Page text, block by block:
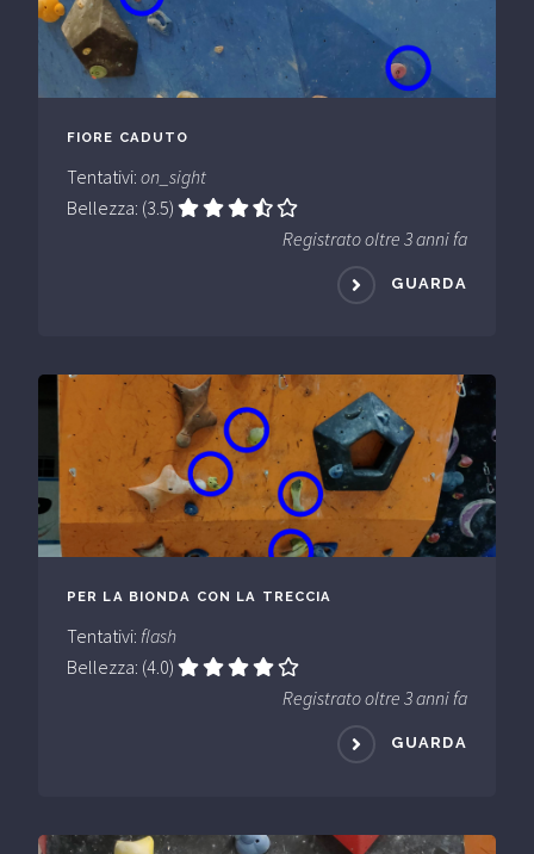
FIORE CADUTO
Tentativi: on_sight
Bellezza: (3.5)
Registrato oltre 3 anni fa
GUARDA
PER LA BIONDA CON LA TRECCIA
Tentativi: flash
Bellezza: (4.0)
Registrato oltre 3 anni fa
GUARDA